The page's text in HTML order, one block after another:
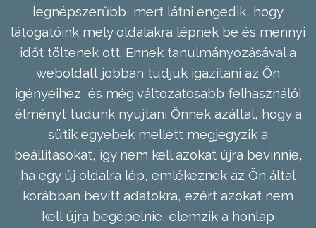
legnépszerűbb, mert látni engedik, hogy
látogatóink mely oldalakra lépnek be és mennyi
időt töltenek ott. Ennek tanulmányozásával a
weboldalt jobban tudjuk igazítani az Ön
igényeihez, és még változatosabb felhasználói
élményt tudunk nyújtani Önnek azáltal, hogy a
sütik egyebek mellett megjegyzik a
beállításokat, így nem kell azokat újra bevinnie,
ha egy új oldalra lép, emlékeznek az Ön által
korábban bevitt adatokra, ezért azokat nem
kell újra begépelnie, elemzik a honlap